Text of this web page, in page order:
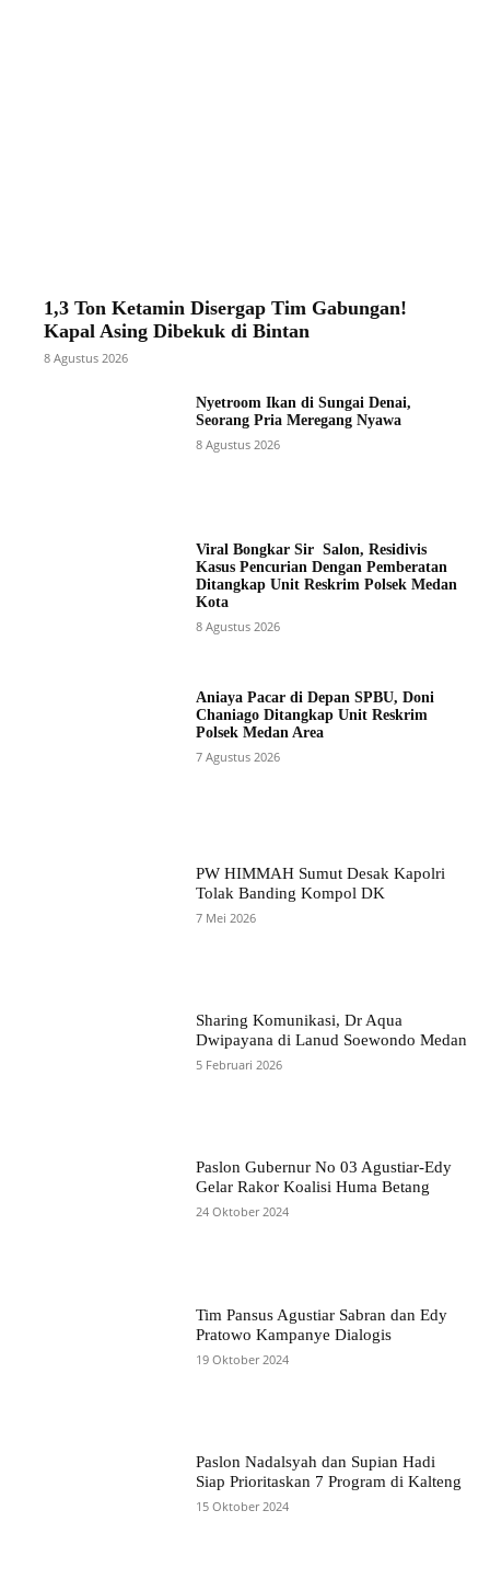
1,3 Ton Ketamin Disergap Tim Gabungan!
Kapal Asing Dibekuk di Bintan
8 Agustus 2026
Nyetroom Ikan di Sungai Denai,
Seorang Pria Meregang Nyawa
8 Agustus 2026
Viral Bongkar Sir Salon, Residivis
Kasus Pencurian Dengan Pemberatan
Ditangkap Unit Reskrim Polsek Medan
Kota
8 Agustus 2026
Aniaya Pacar di Depan SPBU, Doni
Chaniago Ditangkap Unit Reskrim
Polsek Medan Area
7 Agustus 2026
PW HIMMAH Sumut Desak Kapolri
Tolak Banding Kompol DK
7 Mei 2026
Sharing Komunikasi, Dr Aqua
Dwipayana di Lanud Soewondo Medan
5 Februari 2026
Paslon Gubernur No 03 Agustiar-Edy
Gelar Rakor Koalisi Huma Betang
24 Oktober 2024
Tim Pansus Agustiar Sabran dan Edy
Pratowo Kampanye Dialogis
19 Oktober 2024
Paslon Nadalsyah dan Supian Hadi
Siap Prioritaskan 7 Program di Kalteng
15 Oktober 2024